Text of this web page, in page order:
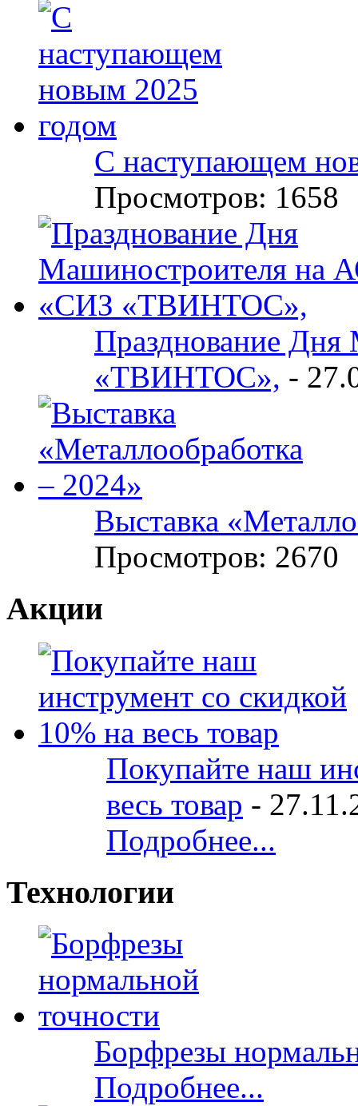
С наступающем
Просмотров: 1658
Празднование
«ТВИНТОС», -
Выставка
Просмотров: 2670
Акции
Покупайте наш
весь товар -
Подробнее...
Технологии
Борфрезы
Подробнее...